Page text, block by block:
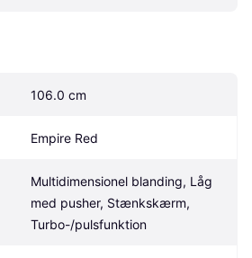
106.0 cm
Empire Red
Multidimensionel blanding, Låg
med pusher, Stænkskærm,
Turbo-/pulsfunktion